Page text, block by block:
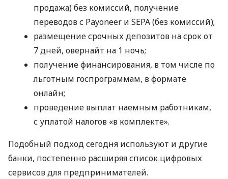
продажа) без комиссий, получение
переводов с Payoneer и SEPA (без комиссий);
размещение срочных депозитов на срок от
7 дней, овернайт на 1 ночь;
получение финансирования, в том числе по
льготным госпрограммам, в формате
онлайн;
проведение выплат наемным работникам,
с уплатой налогов «в комплекте».
Подобный подход сегодня используют и другие
банки, постепенно расширяя список цифровых
сервисов для предпринимателей.